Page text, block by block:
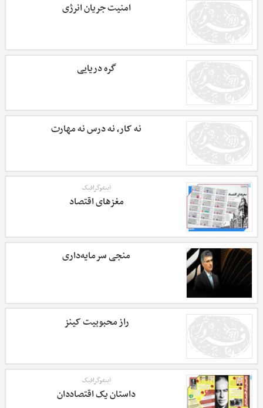
امنیت جریان انرژی
گره دریایی
نه کار، نه درس نه مهارت
اینفوگرافیک
مغزهای اقتصاد
منجی سرمایه‌داری
راز محبوبیت کینز
اینفوگرافیک
داستان یک اقتصاددان